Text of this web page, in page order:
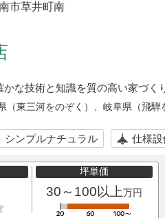
市草井町南
な技術と知識を質の高い家づく
（東三河をのぞく）、岐阜県（飛騨
シンプルナチュラル 仕様
坪単価
30～100以上万円